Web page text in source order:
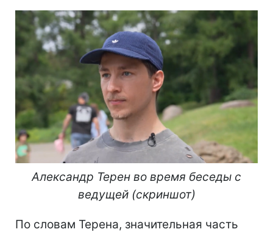
Александр Терен во время беседы с
ведущей (скриншот)
По словам Терена, значительная часть